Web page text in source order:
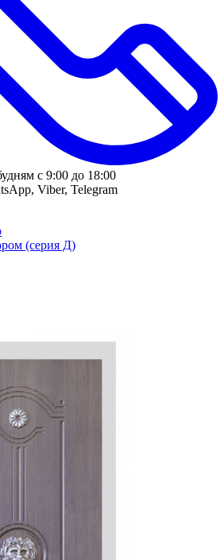
с 9:00 до 18:00
Viber, Telegram
(серия Д)